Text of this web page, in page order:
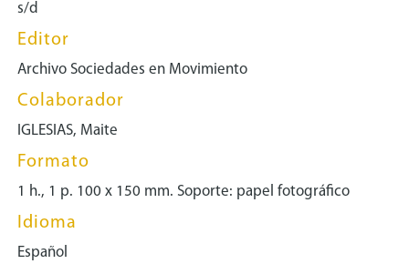
s/d
Editor
Archivo Sociedades en Movimiento
Colaborador
IGLESIAS, Maite
Formato
1 h., 1 p. 100 x 150 mm. Soporte: papel fotográfico
Idioma
Español